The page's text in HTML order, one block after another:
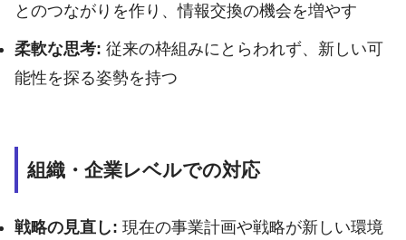
とのつながりを作り、情報交換の機会を増やす
柔軟な思考: 従来の枠組みにとらわれず、新しい可
能性を探る姿勢を持つ
組織・企業レベルでの対応
戦略の見直し: 現在の事業計画や戦略が新しい環境